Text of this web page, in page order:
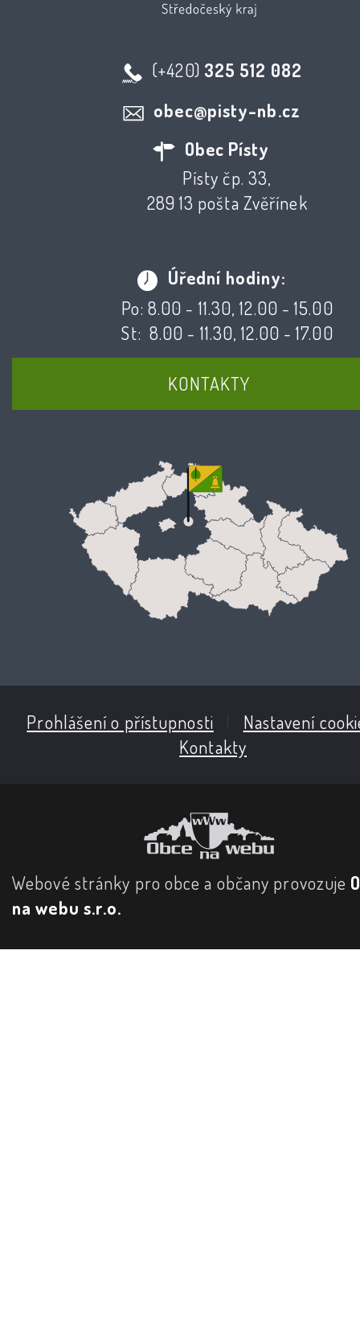
(+420) 325 512 082
obec@pisty-nb.cz
Obec Písty
Písty čp. 33,
289 13 pošta Zvěřínek
Úřední hodiny:
Po: 8.00 - 11.30, 12.00 - 15.00
St: 8.00 - 11.30, 12.00 - 17.00
KONTAKTY
Prohlášení o přístupnosti
Nastavení
Kontakty
Webové stránky pro obce a občany provozuje
na webu s.r.o.